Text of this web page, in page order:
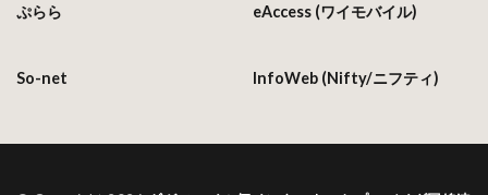
ぷらら eAccess (ワイモバイル)
So-net InfoWeb (Nifty/ニフティ)